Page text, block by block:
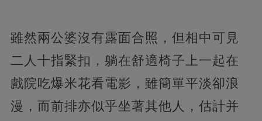
雖然兩公婆沒有露面合照，但相中可見
二人十指緊扣，躺在舒適椅子上一起在
戲院吃爆米花看電影，雖簡單平淡卻浪
漫，而前排亦似乎坐著其他人，估計并